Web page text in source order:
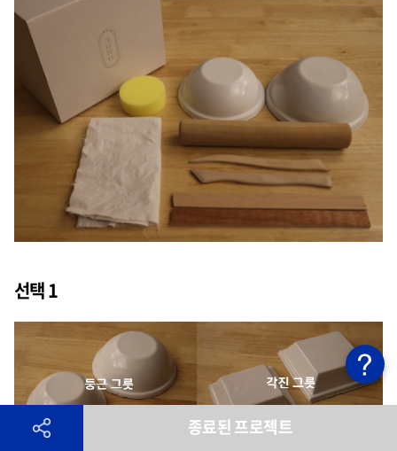
선택 1
종료된 프로젝트